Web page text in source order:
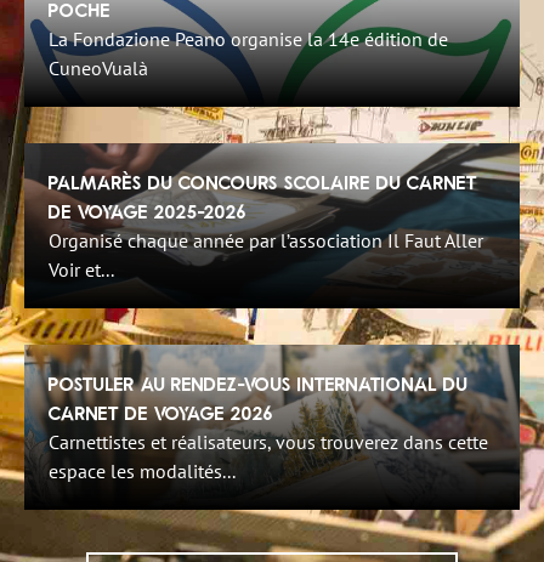
poche
La Fondazione Peano organise la 14e édition de
CuneoVualà
Palmarès du Concours Scolaire du Carnet
de Voyage 2025-2026
Organisé chaque année par l’association Il Faut Aller
Voir et...
Postuler au Rendez-Vous International du
Carnet de Voyage 2026
Carnettistes et réalisateurs, vous trouverez dans cette
espace les modalités...